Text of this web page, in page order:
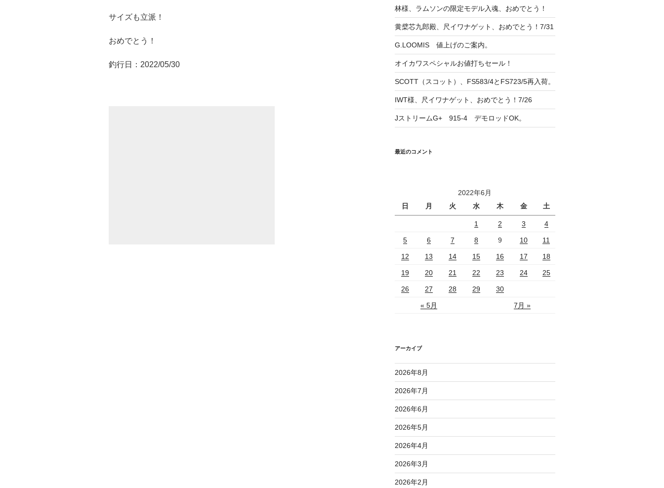
サイズも立派！
おめでとう！
釣行日：2022/05/30
林様、ラムソンの限定モデル入魂、おめでとう！
黄檗芯九郎殿、尺イワナゲット、おめでとう！7/31
G.LOOMIS 値上げのご案内。
オイカワスペシャルお値打ちセール！
SCOTT（スコット）、FS583/4とFS723/5再入荷。
IWT様、尺イワナゲット、おめでとう！7/26
JストリームG+ 915-4 デモロッドOK。
最近のコメント
2022年6月
日
月 火 水 木 金 土
« 5月 7月 »
1 2 3 4
5 6 7 8 9 10 11
12 13 14 15 16 17 18
19 20 21 22 23 24 25
26 27 28 29 30
アーカイブ
2026年8月
2026年7月
2026年6月
2026年5月
2026年4月
2026年3月
2026年2月